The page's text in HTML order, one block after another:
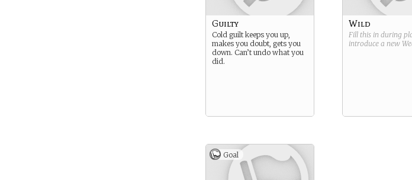
Guilty
Cold guilt keeps you up,
makes you doubt, gets you
down. Can’t undo what you
did.
Wild
Fill this in during
introduce a new
Goal